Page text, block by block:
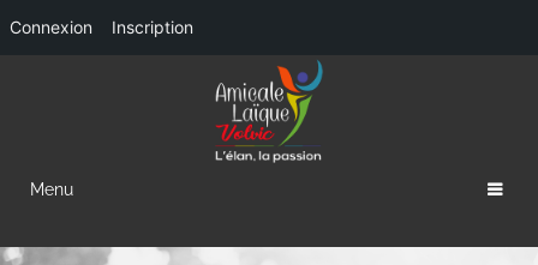
Menu
Connexion Inscription